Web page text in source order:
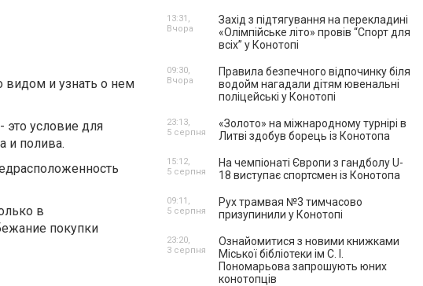
видом и узнать о нем
это условие для
и полива.
в
покупки
Захід з підтягування на перекладині
«Олімпійське літо» провів “Спорт для
всіх” у Конотопі
13:31,
Вчора
Правила безпечного відпочинку біля
водойм нагадали дітям ювенальні
поліцейські у Конотопі
09:30,
Вчора
«Золото» на міжнародному турнірі в
Литві здобув борець із Конотопа
23:13,
5 серпня
На чемпіонаті Європи з гандболу U-
18 виступає спортсмен із Конотопа
15:12,
5 серпня
Рух трамвая №3 тимчасово
призупинили у Конотопі
09:11,
5 серпня
Ознайомитися з новими книжками
Міської бібліотеки ім С. І.
Пономарьова запрошують юних
конотопців
23:20,
3 серпня